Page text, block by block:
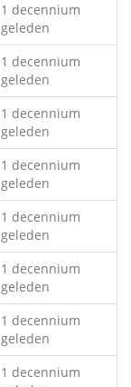
1 decennium
geleden
1 decennium
geleden
1 decennium
geleden
1 decennium
geleden
1 decennium
geleden
1 decennium
geleden
1 decennium
geleden
1 decennium